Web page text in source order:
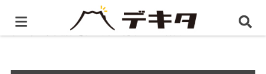
ホーム 静岡県のホームページ制作・WEB制作
ソース
（html）のタグ漏れをチェックのための2つの方法